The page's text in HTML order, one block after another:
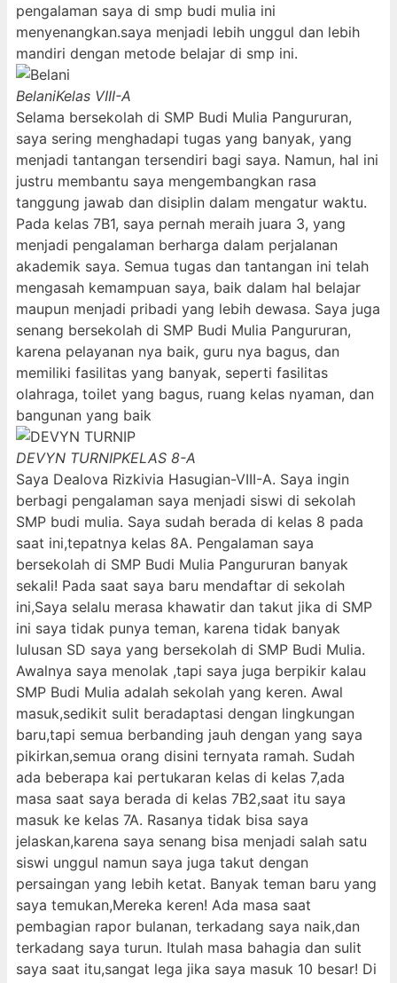
pengalaman saya di smp budi mulia ini
menyenangkan.saya menjadi lebih unggul dan lebih
mandiri dengan metode belajar di smp ini.
BelaniKelas VIII-A
Selama bersekolah di SMP Budi Mulia Pangururan,
saya sering menghadapi tugas yang banyak, yang
menjadi tantangan tersendiri bagi saya. Namun, hal ini
justru membantu saya mengembangkan rasa
tanggung jawab dan disiplin dalam mengatur waktu.
Pada kelas 7B1, saya pernah meraih juara 3, yang
menjadi pengalaman berharga dalam perjalanan
akademik saya. Semua tugas dan tantangan ini telah
mengasah kemampuan saya, baik dalam hal belajar
maupun menjadi pribadi yang lebih dewasa. Saya juga
senang bersekolah di SMP Budi Mulia Pangururan,
karena pelayanan nya baik, guru nya bagus, dan
memiliki fasilitas yang banyak, seperti fasilitas
olahraga, toilet yang bagus, ruang kelas nyaman, dan
bangunan yang baik
DEVYN TURNIPKELAS 8-A
Saya Dealova Rizkivia Hasugian-VIII-A. Saya ingin
berbagi pengalaman saya menjadi siswi di sekolah
SMP budi mulia. Saya sudah berada di kelas 8 pada
saat ini,tepatnya kelas 8A. Pengalaman saya
bersekolah di SMP Budi Mulia Pangururan banyak
sekali! Pada saat saya baru mendaftar di sekolah
ini,Saya selalu merasa khawatir dan takut jika di SMP
ini saya tidak punya teman, karena tidak banyak
lulusan SD saya yang bersekolah di SMP Budi Mulia.
Awalnya saya menolak ,tapi saya juga berpikir kalau
SMP Budi Mulia adalah sekolah yang keren. Awal
masuk,sedikit sulit beradaptasi dengan lingkungan
baru,tapi semua berbanding jauh dengan yang saya
pikirkan,semua orang disini ternyata ramah. Sudah
ada beberapa kai pertukaran kelas di kelas 7,ada
masa saat saya berada di kelas 7B2,saat itu saya
masuk ke kelas 7A. Rasanya tidak bisa saya
jelaskan,karena saya senang bisa menjadi salah satu
siswi unggul namun saya juga takut dengan
persaingan yang lebih ketat. Banyak teman baru yang
saya temukan,Mereka keren! Ada masa saat
pembagian rapor bulanan, terkadang saya naik,dan
terkadang saya turun. Itulah masa bahagia dan sulit
saya saat itu,sangat lega jika saya masuk 10 besar! Di